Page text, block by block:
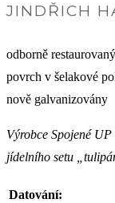
JINDŘICH
odborně
povrch v šelakové
nově galvanizovány
Výrobce Spojené
jídelního setu
Datování: